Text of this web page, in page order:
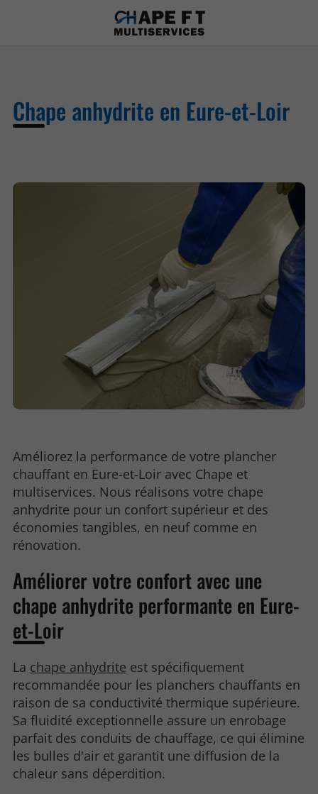
Chape anhydrite en Eure-et-Loir
Améliorez la performance de votre plancher
chauffant en Eure-et-Loir avec Chape et
multiservices. Nous réalisons votre chape
anhydrite pour un confort supérieur et des
économies tangibles, en neuf comme en
rénovation.
Améliorer votre confort avec une
chape anhydrite performante en Eure-
et-Loir
La chape anhydrite est spécifiquement
recommandée pour les planchers chauffants en
raison de sa conductivité thermique supérieure.
Sa fluidité exceptionnelle assure un enrobage
parfait des conduits de chauffage, ce qui élimine
les bulles d'air et garantit une diffusion de la
chaleur sans déperdition.